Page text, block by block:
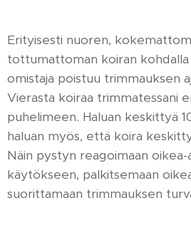
Erityisesti nuoren,
tottumattoman koiran
omistaja poistuu trimmauksen
Vierasta koiraa trimmatessani
puhelimeen. Haluan keskittyä
haluan myös, että koira
Näin pystyn reagoimaan oikea-
käytökseen, palkitsemaan
suorittamaan trimmauksen